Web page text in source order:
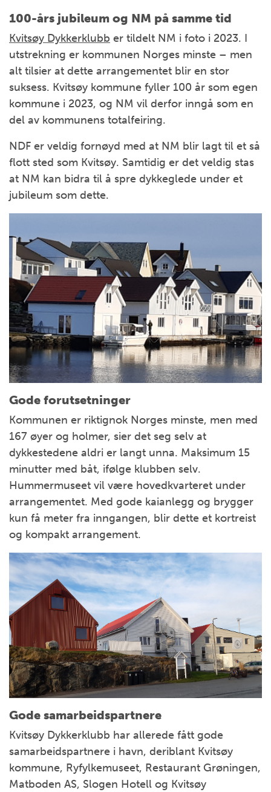
100-års jubileum og NM på samme tid
Kvitsøy Dykkerklubb er tildelt NM i foto i 2023. I
utstrekning er kommunen Norges minste – men
alt tilsier at dette arrangementet blir en stor
suksess. Kvitsøy kommune fyller 100 år som egen
kommune i 2023, og NM vil derfor inngå som en
del av kommunens totalfeiring.
NDF er veldig fornøyd med at NM blir lagt til et så
flott sted som Kvitsøy. Samtidig er det veldig stas
at NM kan bidra til å spre dykkeglede under et
jubileum som dette.
Gode forutsetninger
Kommunen er riktignok Norges minste, men med
167 øyer og holmer, sier det seg selv at
dykkestedene aldri er langt unna. Maksimum 15
minutter med båt, ifølge klubben selv.
Hummermuseet vil være hovedkvarteret under
arrangementet. Med gode kaianlegg og brygger
kun få meter fra inngangen, blir dette et kortreist
og kompakt arrangement.
Gode samarbeidspartnere
Kvitsøy Dykkerklubb har allerede fått gode
samarbeidspartnere i havn, deriblant Kvitsøy
kommune, Ryfylkemuseet, Restaurant Grøningen,
Matboden AS, Slogen Hotell og Kvitsøy